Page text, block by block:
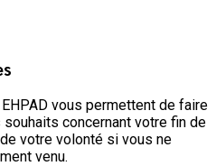
vous permettent de faire
concernant votre fin de
votre volonté si vous ne
venu.